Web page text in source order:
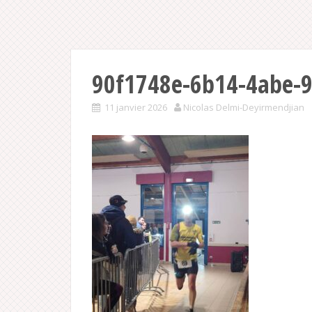
90f1748e-6b14-4abe-
11 janvier 2026 Nicolas Delmi-Deyirmendjian